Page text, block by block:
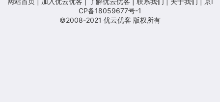
CP备18059677号-1
©2008-2021 优云优客 版权所有